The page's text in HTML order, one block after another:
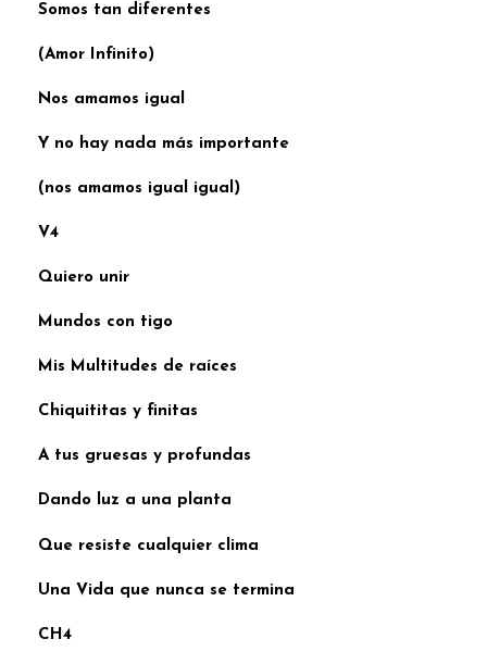
Somos tan diferentes
(Amor Infinito)
Nos amamos igual
Y no hay nada más importante
(nos amamos igual igual)
V4
Quiero unir
Mundos con tigo
Mis Multitudes de raíces
Chiquititas y finitas
A tus gruesas y profundas
Dando luz a una planta
Que resiste cualquier clima
Una Vida que nunca se termina
CH4